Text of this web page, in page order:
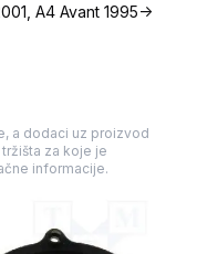
A4 Avant 1995->
a dodaci uz proizvod
za koje je
informacije.